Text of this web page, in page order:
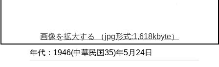
画像を拡大する （jpg形式:1,618kbyte）
年代：1946(中華民国35)年5月24日